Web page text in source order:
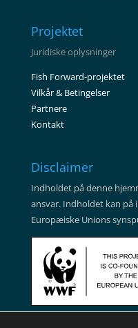
Projektet
Juridiske oplysninger
Fish Forward-projektet
Vilkår & Betingelser
Partnere
Kontakt
Disclaimer
Indholdet på denne
ansvar. Indholdet kan på
Europæiske Unions